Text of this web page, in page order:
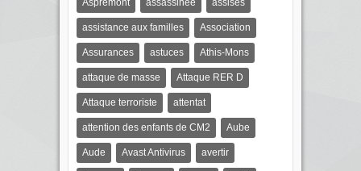
Aspremont assassinée assises
assistance aux familles Association
Assurances astuces Athis-Mons
attaque de masse Attaque RER D
Attaque terroriste attentat
attention des enfants de CM2 Aube
Aude Avast Antivirus avertir